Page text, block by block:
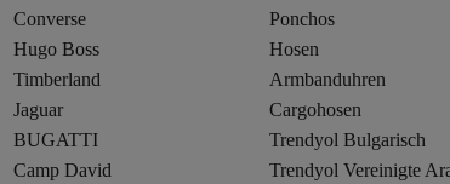
Converse
Hugo Boss
Timberland
Jaguar
BUGATTI
Camp David
Ponchos
Hosen
Armbanduhren
Cargohosen
Trendyol Bulgarisch